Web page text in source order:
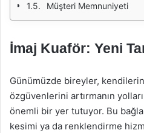
Müşteri Memnuniyeti
İmaj Kuaför: Yeni
Günümüzde bireyler,
özgüvenlerini artırmanın
önemli bir yer tutuyor. Bu
kesimi ya da renklendirme